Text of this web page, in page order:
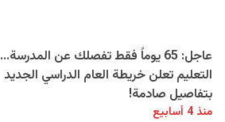
عاجل: 65 يوماً فقط تفصلك عن المدرسة...
التعليم تعلن خريطة العام الدراسي الجديد
بتفاصيل صادمة!
منذ 4 أسابيع